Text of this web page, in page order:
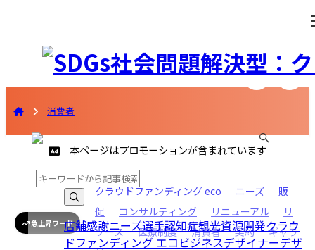
店舗感謝ニーズ選手認知症観光資源開発クラウ
ドファンディング エコビジネスデザイナーデザ
消費者
本ページはプロモーションが含まれています
急上昇ワード
クラウドファンディング eco ニーズ
販
促
コンサルティング リニューアル
リ
ソース
医療制度 消費者 契約
ギャラ